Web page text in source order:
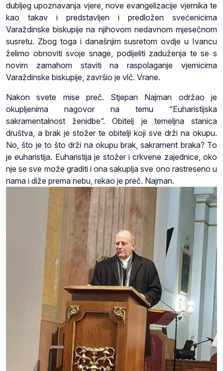
dubljeg upoznavanja vjere, nove evangelizacije vjernika te
kao takav i predstavljen i predložen svećenicima
Varaždinske biskupije na njihovom nedavnom mjesečnom
susretu. Zbog toga i današnjim susretom ovdje u Ivancu
želimo obnoviti svoje snage, podijeliti zaduženja te se s
novim zamahom staviti na raspolaganje vjernicima
Varaždinske biskupije, završio je vlč. Vrane.
Nakon svete mise preč. Stjepan Najman održao je
okupljenima nagovor na temu “Euharistijska
sakramentalnost ženidbe”. Obitelj je temeljna stanica
društva, a brak je stožer te obitelji koji sve drži na okupu.
No, što je to što drži na okupu brak, sakrament braka? To
je euharistija. Euharistija je stožer i crkvene zajednice, oko
nje se sve može graditi i ona sakuplja sve ono rastreseno u
nama i diže prema nebu, rekao je preč. Najman.